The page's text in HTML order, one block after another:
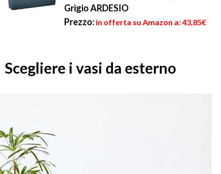
Grigio ARDESIO
Prezzo: in offerta su Amazon a: 43,85€
Scegliere i vasi da esterno